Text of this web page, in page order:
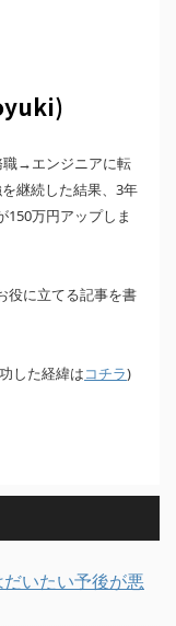
職→エンジニアに転
継続した結果、3年
150万円アップしま
役に立てる記事を書
した経緯はコチラ)
いたい予後が悪